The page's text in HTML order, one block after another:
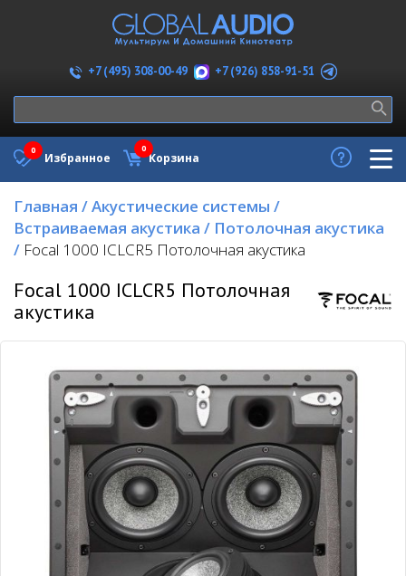
+7 (495) 308-00-49 +7 (926) 858-91-51
Избранное
0
Корзина
0
Главная /Акустические системы /
Встраиваемая акустика / Потолочная акустика
/ Focal 1000 ICLCR5 Потолочная акустика
Focal 1000 ICLCR5 Потолочная
акустика